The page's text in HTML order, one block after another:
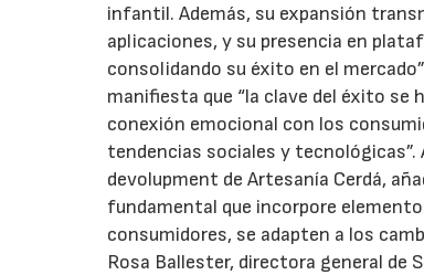
infantil. Además, su expansión
aplicaciones, y su presencia en
consolidando su éxito en el
manifiesta que “la clave del éxito
conexión emocional con los
tendencias sociales y tecnológicas”.
devolupment de Artesanía Cerdá,
fundamental que incorpore
consumidores, se adapten a los
Rosa Ballester, directora general de